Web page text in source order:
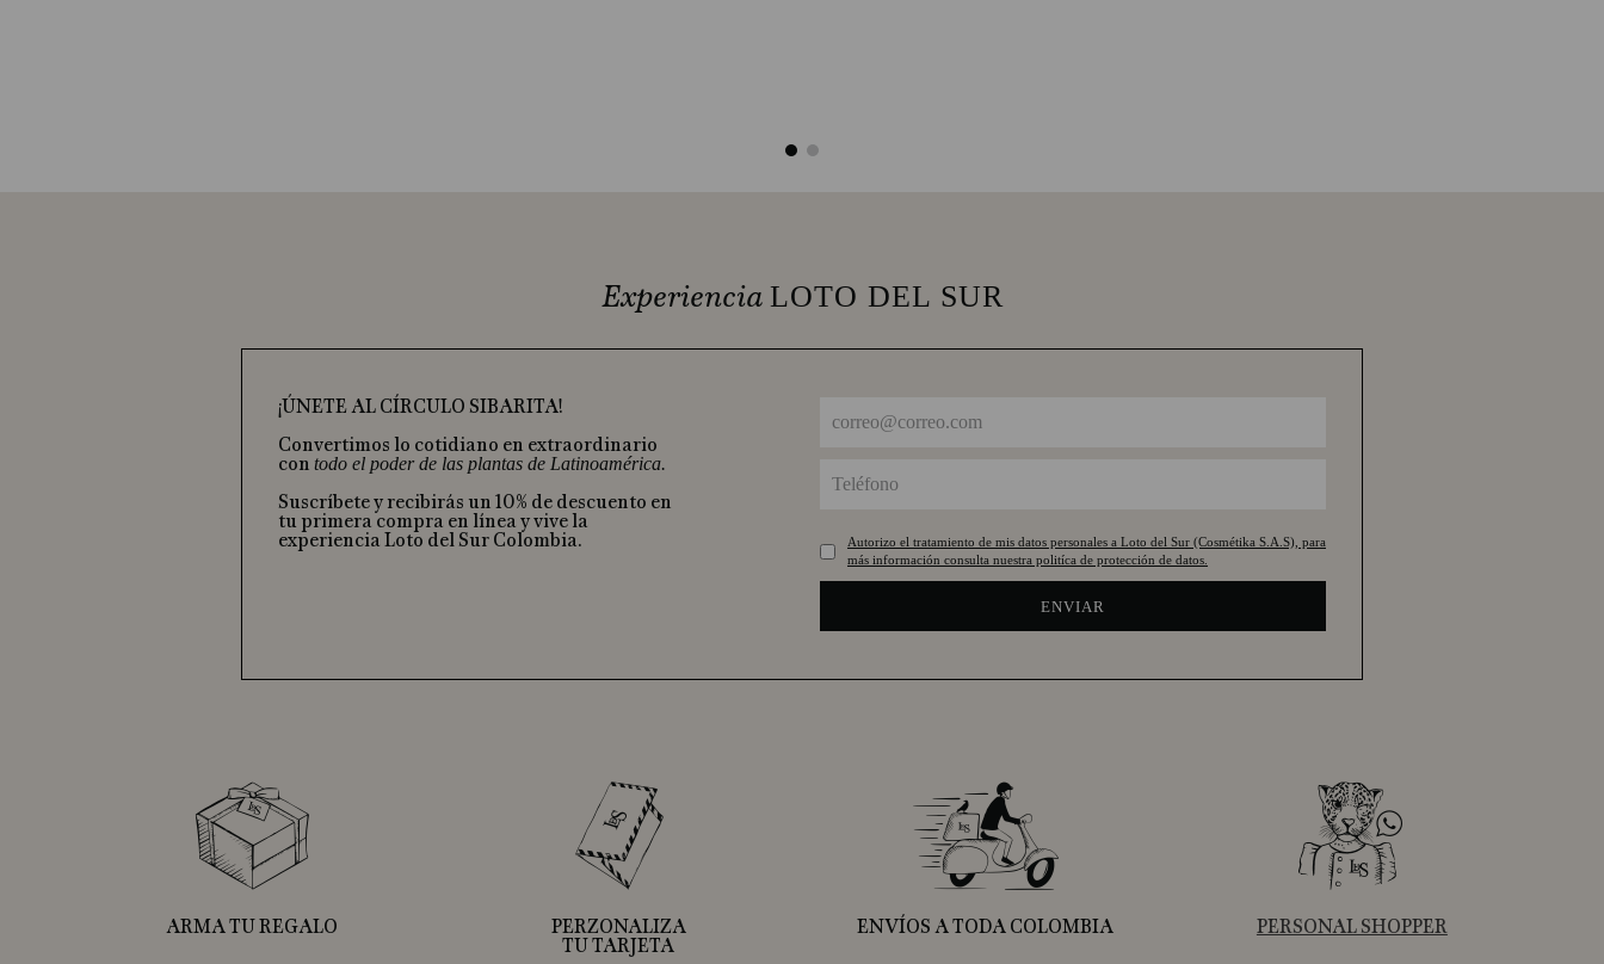
Experiencia LOTO DEL SUR
¡ÚNETE AL CÍRCULO SIBARITA!
Convertimos lo cotidiano en extraordinario
con todo el poder de las plantas de Latinoamérica.
Suscríbete y recibirás un 10% de descuento en
tu primera compra en línea y vive la
experiencia Loto del Sur Colombia.
Autorizo el tratamiento de mis datos personales a Loto del Sur (Cosmétika S.A.S), para
más información consulta nuestra politíca de protección de datos.
ENVIAR
ARMA TU REGALO
PERZONALIZA
TU TARJETA
ENVÍOS A TODA COLOMBIA PERSONAL SHOPPER